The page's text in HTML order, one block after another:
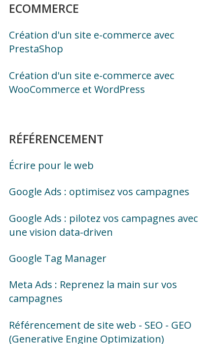
ECOMMERCE
Création d'un site e-commerce avec
PrestaShop
Création d'un site e-commerce avec
WooCommerce et WordPress
RÉFÉRENCEMENT
Écrire pour le web
Google Ads : optimisez vos campagnes
Google Ads : pilotez vos campagnes avec
une vision data-driven
Google Tag Manager
Meta Ads : Reprenez la main sur vos
campagnes
Référencement de site web - SEO - GEO
(Generative Engine Optimization)